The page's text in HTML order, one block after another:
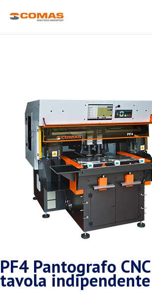
PF4 Pantografo
tavola indipendente